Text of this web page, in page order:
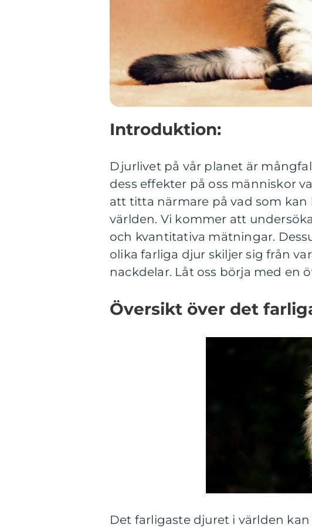
Introduktion:
Djurlivet på vår planet är
dess effekter på oss människor
att titta närmare på vad som
världen. Vi kommer att
och kvantitativa mätningar.
olika farliga djur skiljer sig från
nackdelar. Låt oss börja med en
Översikt över det
Det farligaste djuret i världen